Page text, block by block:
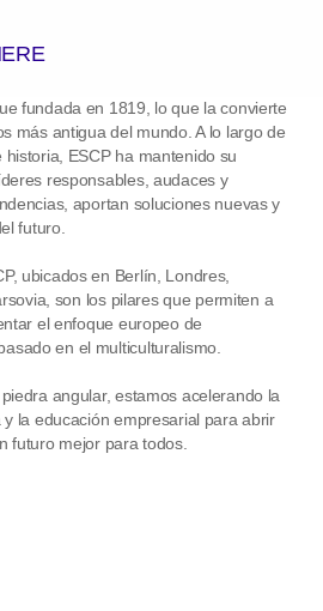
fundada en 1819, lo que la convierte
más antigua del mundo. A lo largo de
ESCP ha mantenido su
responsables, audaces y
aportan soluciones nuevas y
futuro.
ubicados en Berlín, Londres,
son los pilares que permiten a
el enfoque europeo de
en el multiculturalismo.
angular, estamos acelerando la
la educación empresarial para abrir
futuro mejor para todos.